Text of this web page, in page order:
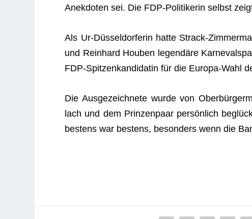
Anek­do­ten sei. Die FDP-Poli­ti­ke­rin selbst
Als Ur-Düs­sel­dor­fe­rin hatte Strack-
und Rein­hard Hou­ben legen­däre
FDP-Spit­zen­kan­di­da­tin für die Europa-Wahl
Die Aus­ge­zeich­nete wurde von
lach und dem Prin­zen­paar per­sön­lich
bes­tens war bes­tens, beson­ders wenn die